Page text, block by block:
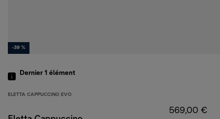
-39 %
Dernier 1 élément
ELETTA CAPPUCCINO EVO
569,00 €